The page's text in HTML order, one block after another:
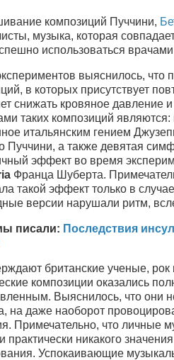
композиций Пуччини,
музыка, которая
использоваться
выяснилось,
в которых присутствует
снижать кровяное давление
таких композиций являются:
итальянским гением
Пуччини, а также девятая
эффект во время
Франца Шуберта.
такой эффект только в
версии нарушали ритм,
писали: Последствия
британские ученые,
композиции оказались
Выяснилось, что они
на даже наоборот
Примечательно, что личные
практически никакого
Успокаивающие